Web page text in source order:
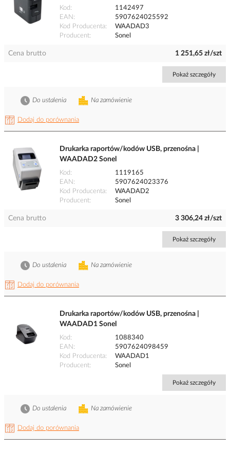
Kod
1142497
EAN
5907624025592
Kod Producenta
WAADAD3
Producent
Sonel
Cena brutto 1 251,65 zł/szt
Pokaż szczegóły
Dodaj do porównania
Na zamówienie
Do ustalenia
Drukarka raportów/kodów USB, przenośna |
WAADAD2 Sonel
Kod
1119165
EAN
5907624023376
Kod Producenta
WAADAD2
Producent
Sonel
Cena brutto 3 306,24 zł/szt
Pokaż szczegóły
Dodaj do porównania
Na zamówienie
Do ustalenia
Drukarka raportów/kodów USB, przenośna |
WAADAD1 Sonel
Kod
1088340
EAN
5907624098459
Kod Producenta
WAADAD1
Producent
Sonel
Pokaż szczegóły
Dodaj do porównania
Na zamówienie
Do ustalenia